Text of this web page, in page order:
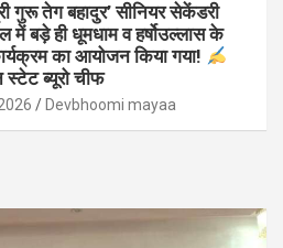
गुरू तेग बहादुर’ सीनियर सेकेंडरी
में बड़े ही धूमधाम व हर्षोउल्लास के
का आयोजन किया गया!
स्टेट ब्यूरो चीफ
Devbhoomi mayaa